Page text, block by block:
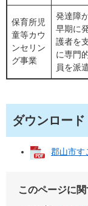
保育所児
童等カウ
ンセリン
グ事業
発達障
早期に
護者を
に専門
員を派
ダウンロード
郡山市す
このページに